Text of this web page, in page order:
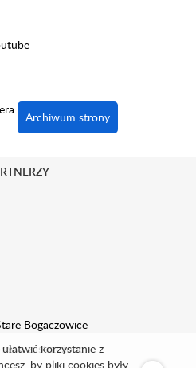
Archiwum strony
Bogaczowice
zastrzeżone.
korzystanie z
by pliki cookies były